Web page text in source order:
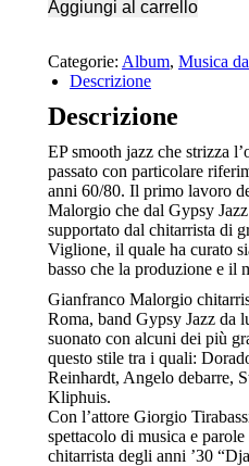
|
completo
quantità
Aggiungi al carrello
Categorie: Album, Musica
Descrizione
Descrizione
EP smooth jazz che strizza
passato con particolare
anni 60/80. Il primo lavoro
Malorgio che dal Gypsy
supportato dal chitarrista di
Viglione, il quale ha curato
basso che la produzione e il
Gianfranco Malorgio
Roma, band Gypsy Jazz da
suonato con alcuni dei più
questo stile tra i quali:
Reinhardt, Angelo debarre,
Kliphuis.
Con l’attore Giorgio
spettacolo di musica e
chitarrista degli anni ’30